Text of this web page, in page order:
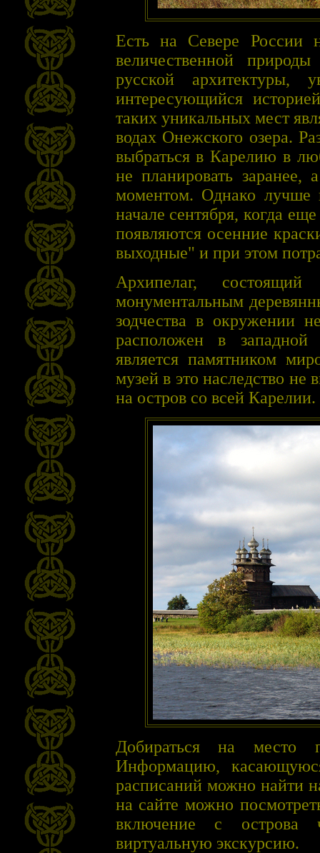
Есть на Севере России
величественной
русской архитектуры,
интересующийся
таких уникальных мест
водах Онежского озера.
выбраться в Карелию в
не планировать заранее,
моментом. Однако лучше
начале сентября, когда
появляются осенние
выходные" и при этом
Архипелаг,
монументальным
зодчества в окружении
расположен в
является памятником
музей в это наследство не
на остров со всей Карелии.
Добираться на место
Информацию,
расписаний можно найти
на сайте можно
включение с острова
виртуальную экскурсию.